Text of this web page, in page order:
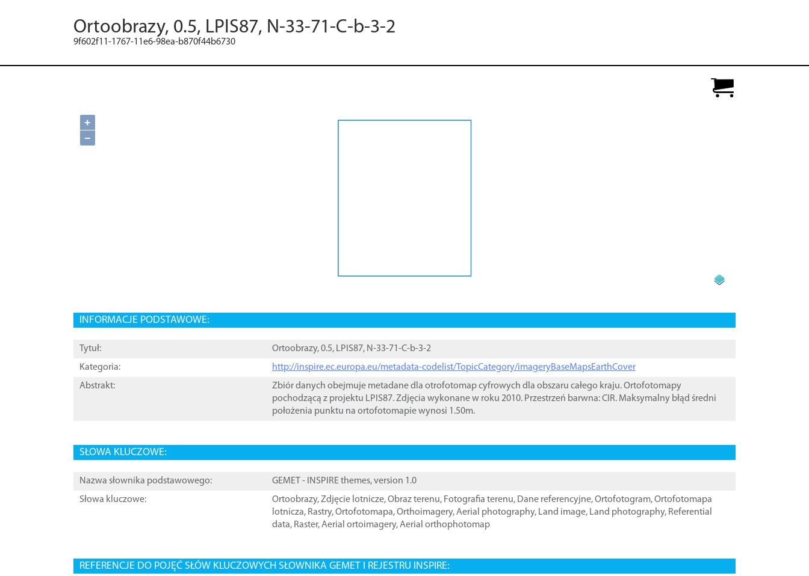
Ortoobrazy, 0.5, LPIS87, N-33-71-C-b-3-2
9f602f11-1767-11e6-98ea-b870f44b6730
+
−
INFORMACJE PODSTAWOWE:
Tytuł:
Ortoobrazy, 0.5, LPIS87, N-33-71-C-b-3-2
Kategoria:
http://inspire.ec.europa.eu/metadata-codelist/TopicCategory/imageryBaseMapsEarthCover
Abstrakt:
Zbiór danych obejmuje metadane dla otrofotomap cyfrowych dla obszaru całego kraju. Ortofotomapy
pochodzącą z projektu LPIS87. Zdjęcia wykonane w roku 2010. Przestrzeń barwna: CIR. Maksymalny błąd średni
położenia punktu na ortofotomapie wynosi 1.50m.
SŁOWA KLUCZOWE:
Nazwa słownika podstawowego:
GEMET - INSPIRE themes, version 1.0
Słowa kluczowe:
Ortoobrazy,Zdjęcie lotnicze,Obraz terenu, Fotografia terenu, Dane referencyjne,Ortofotogram,Ortofotomapa
lotnicza, Rastry,Ortofotomapa,Orthoimagery,Aerial photography, Land image, Land photography, Referential
data, Raster,Aerial ortoimagery,Aerial orthophotomap
REFERENCJE DO POJĘĆ SŁÓW KLUCZOWYCH SŁOWNIKA GEMET I REJESTRU INSPIRE: